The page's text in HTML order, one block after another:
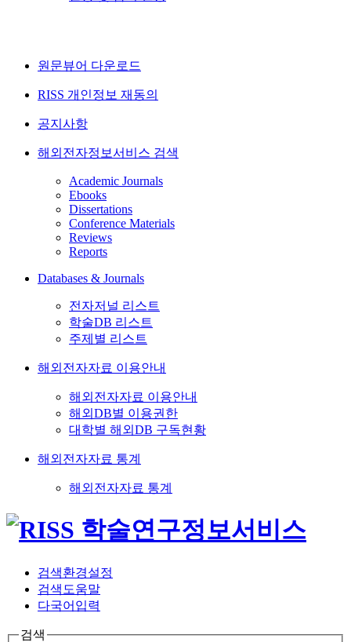
원문뷰어 다운로드
RISS 개인정보 재동의
공지사항
해외전자정보서비스 검색
Academic Journals
Ebooks
Dissertations
Conference Materials
Reviews
Reports
Databases & Journals
전자저널 리스트
학술DB 리스트
주제별 리스트
해외전자자료 이용안내
해외전자자료 이용안내
해외DB별 이용권한
대학별 해외DB 구독현황
해외전자자료 통계
해외전자자료 통계
검색환경설정
검색도움말
다국어입력
검색